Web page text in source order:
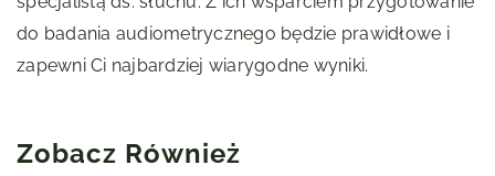
do badania audiometrycznego będzie prawidłowe i
zapewni Ci najbardziej wiarygodne wyniki.
Zobacz Również